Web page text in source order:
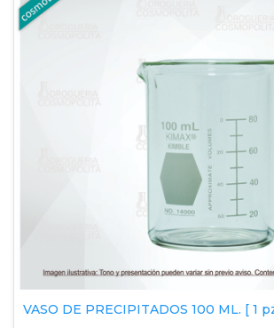
VASO DE PRECIPITADOS 100 ML. [ 1